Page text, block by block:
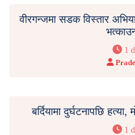
वीरगन्जमा सडक विस्तार
1
बर्दियामा दुर्घटनापछि
1